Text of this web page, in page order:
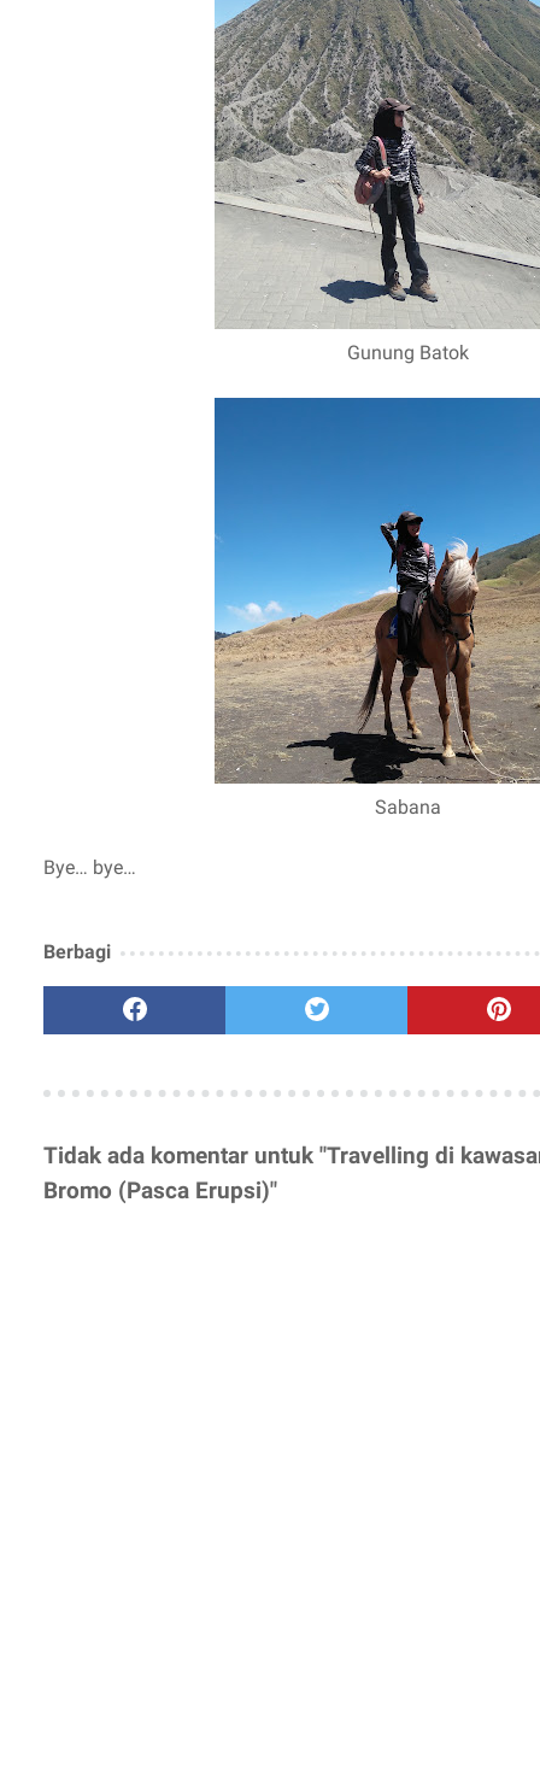
Gunung Batok
Sabana
Bye… bye…
Berbagi
Tidak ada komentar untuk "Travelling di
Bromo (Pasca Erupsi)"